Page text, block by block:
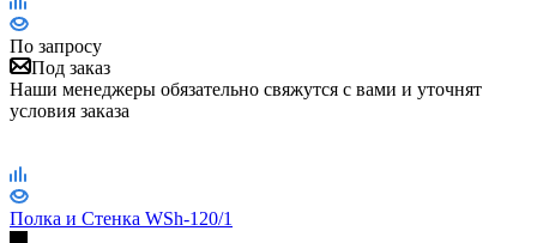
По запросу
Под заказ
Наши менеджеры обязательно свяжутся с вами и уточнят
условия заказа
Полка и Стенка WSh-120/1